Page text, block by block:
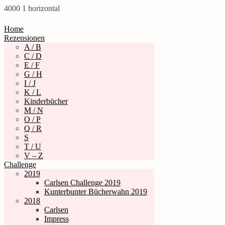
4000 1 horizontal
Home
Rezensionen
A / B
C / D
E / F
G / H
I / J
K / L
Kinderbücher
M / N
O / P
Q / R
S
T / U
V – Z
Challenge
2019
Carlsen Challenge 2019
Kunterbunter Bücherwahn 2019
2018
Carlsen
Impress